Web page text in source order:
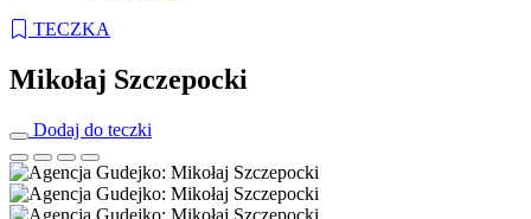
TECZKA
Mikołaj Szczepocki
Dodaj do teczki